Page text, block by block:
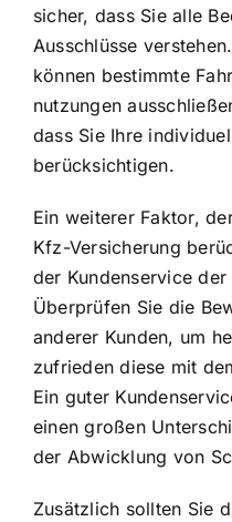
sicher, dass Sie alle
Ausschlüsse
können bestimmte
nutzungen
dass Sie Ihre
berücksichtigen.
Ein weiterer Faktor,
Kfz-Versicherung
der Kundenservice
Überprüfen Sie die
anderer Kunden, um
zufrieden diese mit
Ein guter
einen großen
der Abwicklung von
Zusätzlich sollten Sie